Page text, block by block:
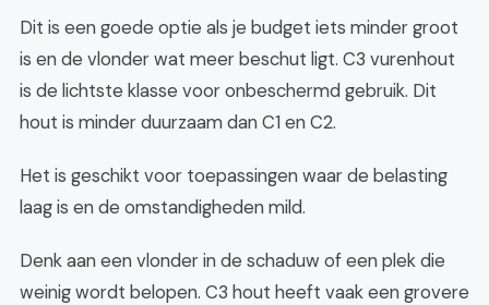
Dit is een goede optie als je budget iets minder groot
is en de vlonder wat meer beschut ligt. C3 vurenhout
is de lichtste klasse voor onbeschermd gebruik. Dit
hout is minder duurzaam dan C1 en C2.
Het is geschikt voor toepassingen waar de belasting
laag is en de omstandigheden mild.
Denk aan een vlonder in de schaduw of een plek die
weinig wordt belopen. C3 hout heeft vaak een grovere